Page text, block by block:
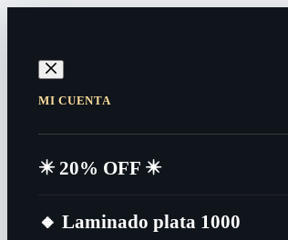
MI CUENTA
✴️​ 20% OFF ✴️​
🔸​ Laminado plata 1000